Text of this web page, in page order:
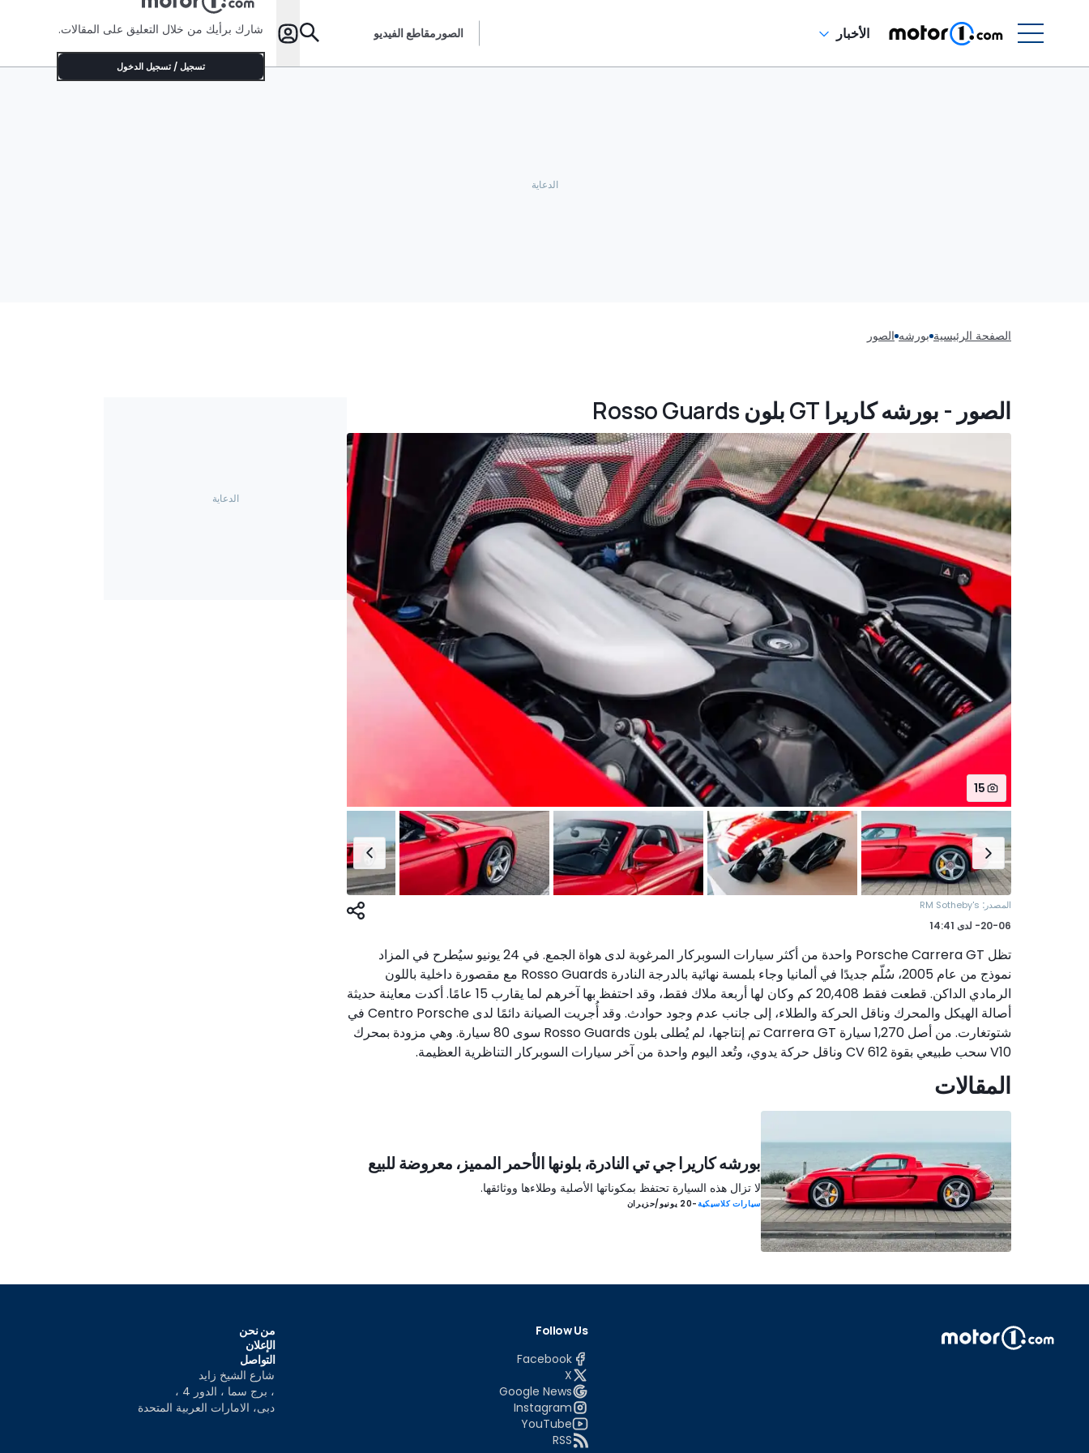
الأخبار الصور مقاطع الفيديو شارك برأيك من خلال التعليق على المقالات.
تسجيل / تسجيل الدخول
الصفحة الرئيسية بورشه الصور
الصور - بورشه كاريرا GT بلون Rosso Guards
15
المصدر:
RM Sotheby's
20-06- لدى
تظل Porsche Carrera GT واحدة من أكثر سيارات السوبركار المرغوبة لدى هواة الجمع. في 24 يونيو سيُطرح في المزاد
نموذج من عام 2005، سُلّم جديدًا في ألمانيا وجاء بلمسة نهائية بالدرجة النادرة Rosso Guards مع مقصورة داخلية باللون
الرمادي الداكن. قطعت فقط 20,408 كم وكان لها أربعة ملاك فقط، وقد احتفظ بها آخرهم لما يقارب 15 عامًا. أكدت معاينة حديثة
أصالة الهيكل والمحرك وناقل الحركة والطلاء، إلى جانب عدم وجود حوادث. وقد أُجريت الصيانة دائمًا لدى Centro Porsche في
شتوتغارت. من أصل 1,270 سيارة Carrera GT تم إنتاجها، لم يُطلى بلون Rosso Guards سوى 80 سيارة. وهي مزودة بمحرك
V10 سحب طبيعي بقوة 612 CV وناقل حركة يدوي، وتُعد اليوم واحدة من آخر سيارات السوبركار التناظرية العظيمة.
المقالات
بورشه كاريرا جي تي النادرة، بلونها الأحمر المميز، معروضة للبيع
لا تزال هذه السيارة تحتفظ بمكوناتها الأصلية وطلاءها ووثائقها.
سيارات كلاسيكية-20 يونيو/حزيران
Follow Us
Facebook
X
Google News
Instagram
YouTube
RSS
من نحن
الإعلان
التواصل
شارع الشيخ زايد
، برج سما ، الدور 4 ،
دبى، الامارات العربية المتحدة